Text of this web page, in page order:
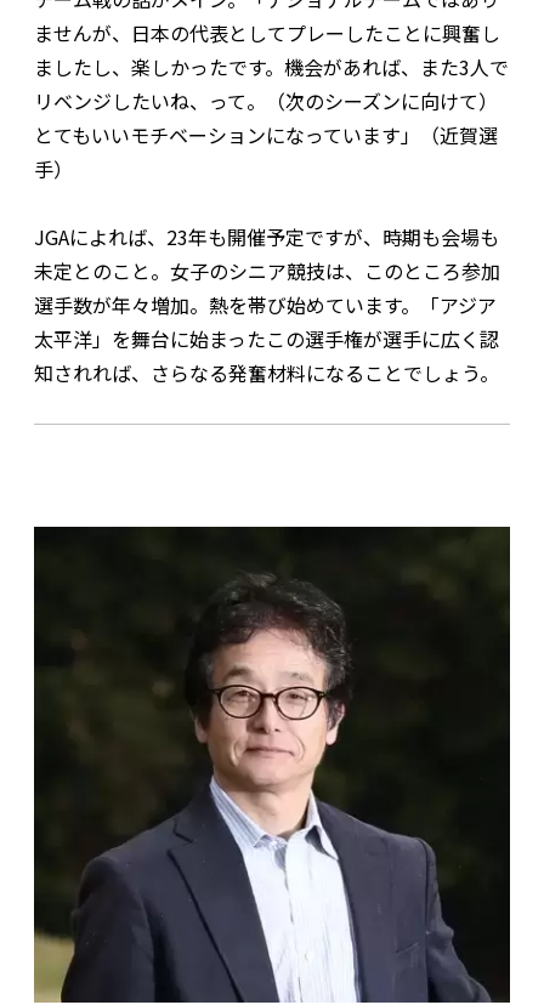
ませんが、日本の代表としてプレーしたことに興奮し
ましたし、楽しかったです。機会があれば、また3人で
リベンジしたいね、って。（次のシーズンに向けて）
とてもいいモチベーションになっています」（近賀選
手）
JGAによれば、23年も開催予定ですが、時期も会場も
未定とのこと。女子のシニア競技は、このところ参加
選手数が年々増加。熱を帯び始めています。「アジア
太平洋」を舞台に始まったこの選手権が選手に広く認
知されれば、さらなる発奮材料になることでしょう。